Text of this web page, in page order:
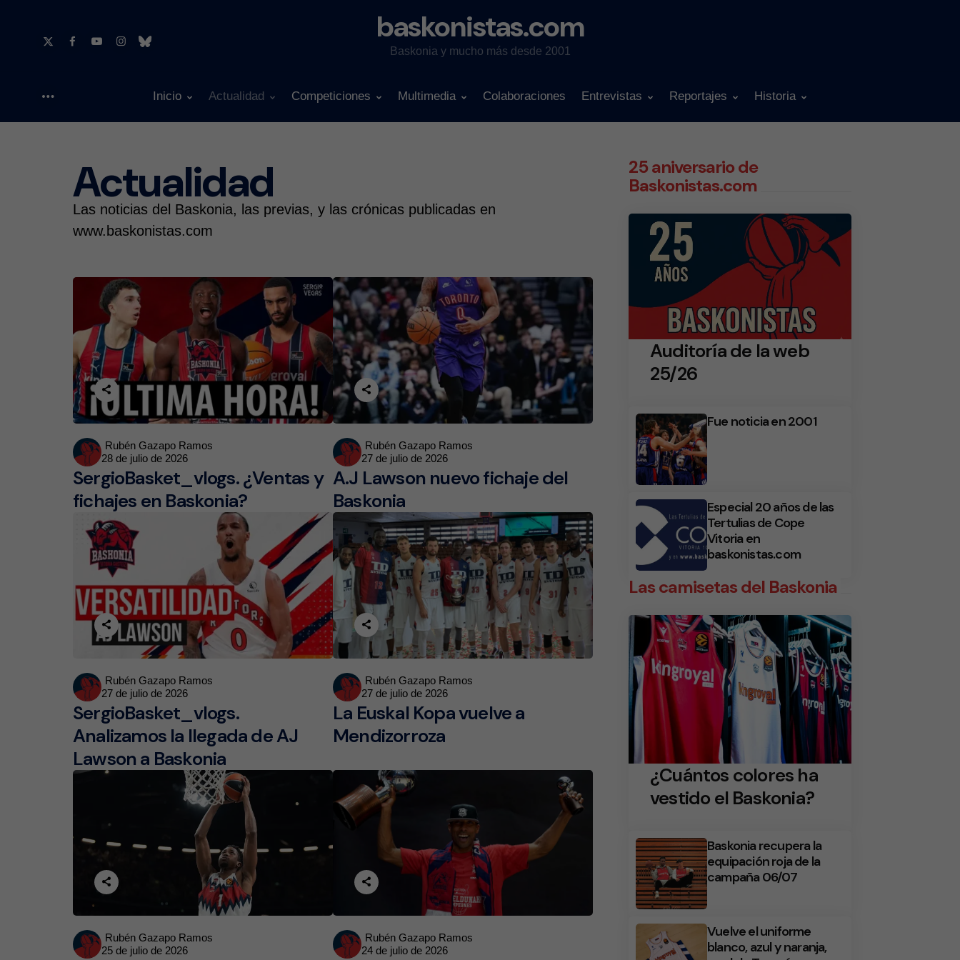
baskonistas.com
Baskonia y mucho más desde 2001
Inicio Actualidad Competiciones Multimedia Colaboraciones Entrevistas Reportajes Historia
Actualidad
Las noticias del Baskonia, las previas, y las crónicas publicadas en
www.baskonistas.com
Posted
by
Rubén Gazapo Ramos
28 de julio de 2026
SergioBasket_vlogs. ¿Ventas y
fichajes en Baskonia?
Posted
by
Rubén Gazapo Ramos
27 de julio de 2026
A.J Lawson nuevo fichaje del
Baskonia
Posted
by
Rubén Gazapo Ramos
27 de julio de 2026
SergioBasket_vlogs.
Analizamos la llegada de AJ
Lawson a Baskonia
Posted
by
Rubén Gazapo Ramos
27 de julio de 2026
La Euskal Kopa vuelve a
Mendizorroza
Posted
by
Rubén Gazapo Ramos
25 de julio de 2026
Posted
by
Rubén Gazapo Ramos
24 de julio de 2026
25 aniversario de
Baskonistas.com
Auditoría de la web
25/26
Fue noticia en 2001
Especial 20 años de las
Tertulias de Cope
Vitoria en
baskonistas.com
Las camisetas del Baskonia
¿Cuántos colores ha
vestido el Baskonia?
Baskonia recupera la
equipación roja de la
campaña 06/07
Vuelve el uniforme
blanco, azul y naranja,